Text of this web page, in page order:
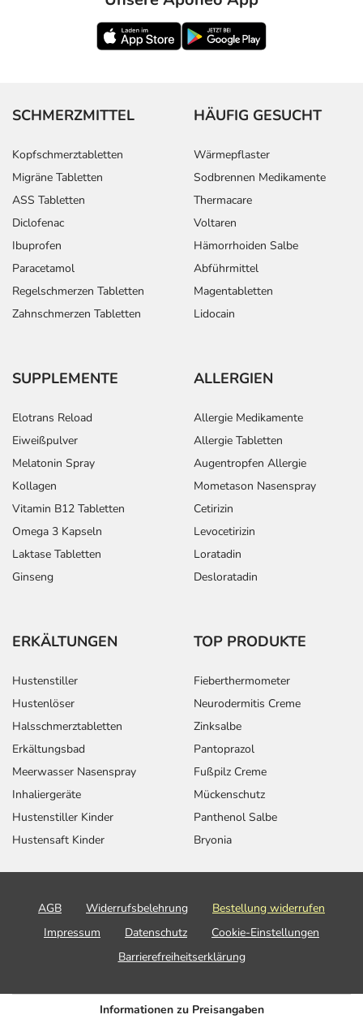
SCHMERZMITTEL
Kopfschmerztabletten
Migräne Tabletten
ASS Tabletten
Diclofenac
Ibuprofen
Paracetamol
Regelschmerzen Tabletten
Zahnschmerzen Tabletten
HÄUFIG GESUCHT
Wärmepflaster
Sodbrennen Medikamente
Thermacare
Voltaren
Hämorrhoiden Salbe
Abführmittel
Magentabletten
Lidocain
SUPPLEMENTE
Elotrans Reload
Eiweißpulver
Melatonin Spray
Kollagen
Vitamin B12 Tabletten
Omega 3 Kapseln
Laktase Tabletten
Ginseng
ALLERGIEN
Allergie Medikamente
Allergie Tabletten
Augentropfen Allergie
Mometason Nasenspray
Cetirizin
Levocetirizin
Loratadin
Desloratadin
ERKÄLTUNGEN
Hustenstiller
Hustenlöser
Halsschmerztabletten
Erkältungsbad
Meerwasser Nasenspray
Inhaliergeräte
Hustenstiller Kinder
Hustensaft Kinder
TOP PRODUKTE
Fieberthermometer
Neurodermitis Creme
Zinksalbe
Pantoprazol
Fußpilz Creme
Mückenschutz
Panthenol Salbe
Bryonia
AGB Widerrufsbelehrung
Bestellung widerrufen
Impressum
Datenschutz
Cookie-Einstellungen
Barrierefreiheitserklärung
Informationen zu Preisangaben